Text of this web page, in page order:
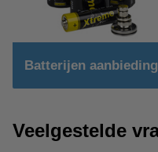
Batterijen aanbieding
Veelgestelde